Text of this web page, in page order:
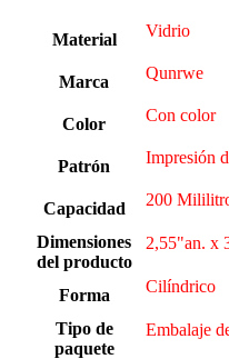
Material Vidrio
Marca Qunrwe
Color Con color
Patrón Impresión
Capacidad ‎200
Dimensiones
del producto
2,55"an. x
Forma Cilíndrico
Tipo de
paquete
Embalaje